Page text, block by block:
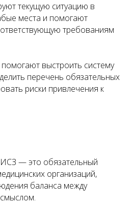
текущую ситуацию в
места и помогают
требованиям
выстроить систему
перечень обязательных
риски привлечения к
— это обязательный
организаций,
баланса между
персональных
данных